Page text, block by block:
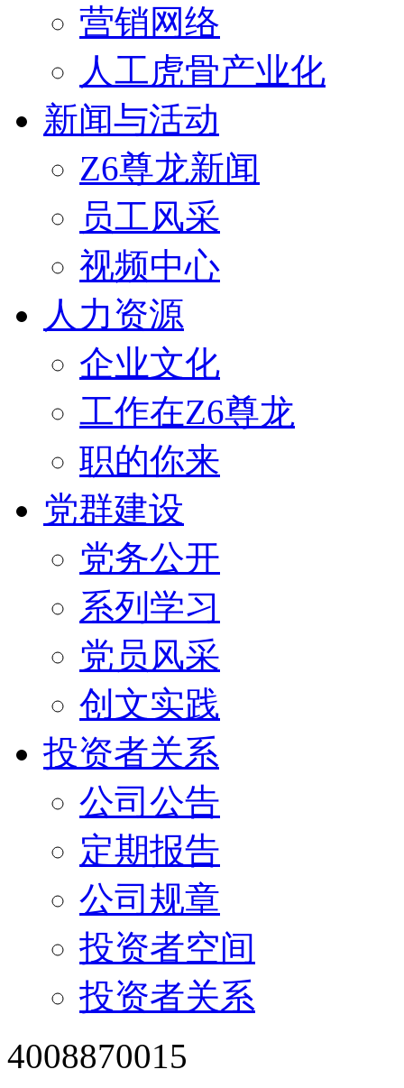
营销网络
人工虎骨产业化
新闻与活动
Z6尊龙新闻
员工风采
视频中心
人力资源
企业文化
工作在Z6尊龙
职的你来
党群建设
党务公开
系列学习
党员风采
创文实践
投资者关系
公司公告
定期报告
公司规章
投资者空间
投资者关系
4008870015